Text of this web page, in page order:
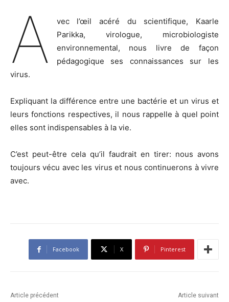
A
vec l’œil acéré du scientifique, Kaarle
Parikka, virologue, microbiologiste
environnemental, nous livre de façon
pédagogique ses connaissances sur les
virus.
Expliquant la différence entre une bactérie et un virus et
leurs fonctions respectives, il nous rappelle à quel point
elles sont indispensables à la vie.
C’est peut-être cela qu’il faudrait en tirer: nous avons
toujours vécu avec les virus et nous continuerons à vivre
avec.
Facebook X Pinterest
Article précédent Article suivant